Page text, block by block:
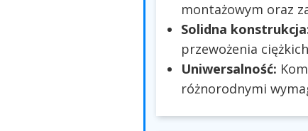
montażowym oraz
Solidna
przewożenia
Uniwersalność:
różnorodnymi